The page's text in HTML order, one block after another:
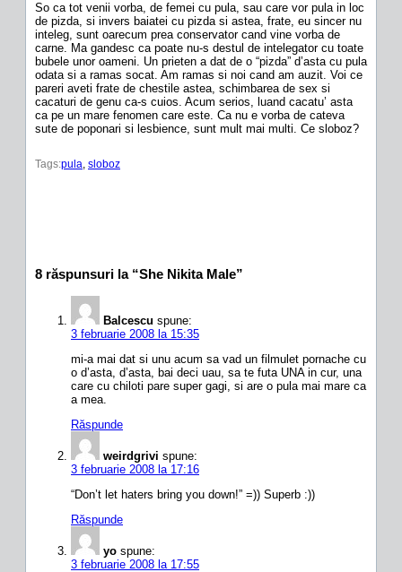
So ca tot venii vorba, de femei cu pula, sau care vor pula in loc
de pizda, si invers baiatei cu pizda si astea, frate, eu sincer nu
inteleg, sunt oarecum prea conservator cand vine vorba de
carne. Ma gandesc ca poate nu-s destul de intelegator cu toate
bubele unor oameni. Un prieten a dat de o “pizda” d’asta cu pula
odata si a ramas socat. Am ramas si noi cand am auzit. Voi ce
pareri aveti frate de chestile astea, schimbarea de sex si
cacaturi de genu ca-s cuios. Acum serios, luand cacatu’ asta
ca pe un mare fenomen care este. Ca nu e vorba de cateva
sute de poponari si lesbience, sunt mult mai multi. Ce sloboz?
Tags:pula, sloboz
8 răspunsuri la “She Nikita Male”
Balcescu spune:
3 februarie 2008 la 15:35
mi-a mai dat si unu acum sa vad un filmulet pornache cu
o d’asta, d’asta, bai deci uau, sa te futa UNA in cur, una
care cu chiloti pare super gagi, si are o pula mai mare ca
a mea.
Răspunde
weirdgrivi spune:
3 februarie 2008 la 17:16
“Don’t let haters bring you down!” =)) Superb :))
Răspunde
yo spune:
3 februarie 2008 la 17:55